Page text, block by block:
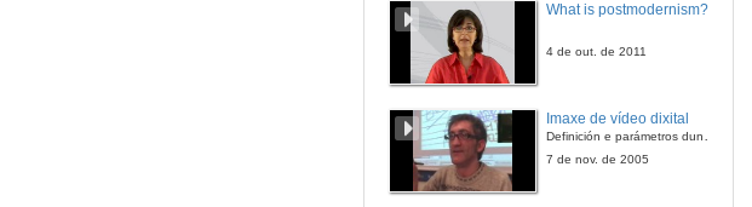
What is postmodernism?
4 de out. de 2011
Imaxe de vídeo dixital
Definición e parámetros dunha imaxe dixital. Resolución e Aspecto. Profundidade da cor. Compresión. Frame por segundo. Entrelazado. Campos, cadros
7 de nov. de 2005